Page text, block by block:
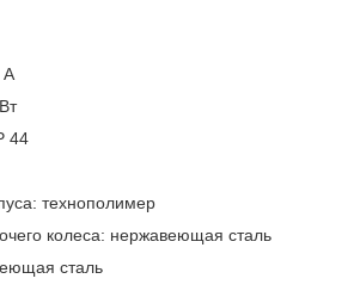
А
44
технополимер
колеса: нержавеющая сталь
сталь